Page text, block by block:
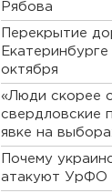
Рябова
Перекрытие
октября
«Люди скорее
свердловские
явке на
Почему
атакуют УрФО